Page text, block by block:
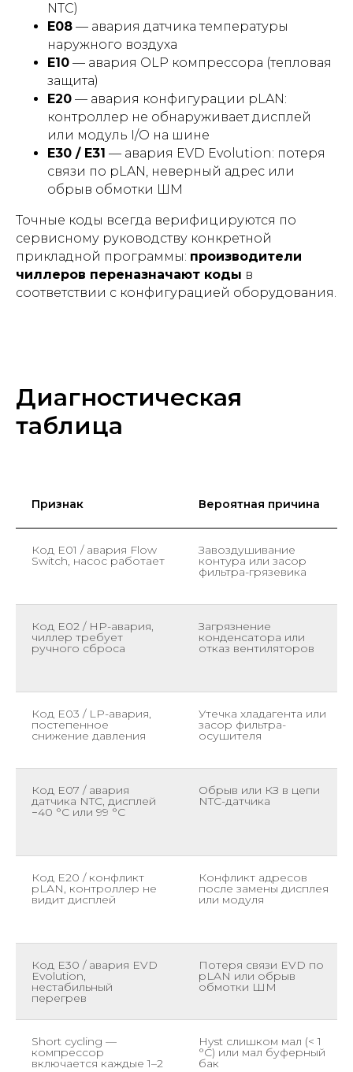
NTC)
E08 — авария датчика температуры
наружного воздуха
E10 — авария OLP компрессора (тепловая
защита)
E20 — авария конфигурации pLAN:
контроллер не обнаруживает дисплей
или модуль I/O на шине
E30 / E31 — авария EVD Evolution: потеря
связи по pLAN, неверный адрес или
обрыв обмотки ШМ
Точные коды всегда верифицируются по
сервисному руководству конкретной
прикладной программы: производители
чиллеров переназначают коды в
соответствии с конфигурацией оборудования.
Диагностическая
таблица
Признак Вероятная причина
Код E01 / авария Flow
Switch, насос работает
Завоздушивание
контура или засор
фильтра-грязевика
Код E02 / HP-авария,
чиллер требует
ручного сброса
Загрязнение
конденсатора или
отказ вентиляторов
Код E03 / LP-авария,
постепенное
снижение давления
Утечка хладагента или
засор фильтра-
осушителя
Код E07 / авария
датчика NTC, дисплей
−40 °С или 99 °С
Обрыв или КЗ в цепи
NTC-датчика
Код E20 / конфликт
pLAN, контроллер не
видит дисплей
Конфликт адресов
после замены дисплея
или модуля
Код E30 / авария EVD
Evolution,
нестабильный
перегрев
Потеря связи EVD по
pLAN или обрыв
обмотки ШМ
Short cycling —
компрессор
включается каждые 1–2
Hyst слишком мал (< 1
°С) или мал буферный
бак